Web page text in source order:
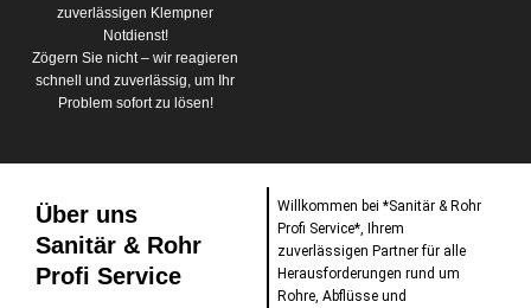
zuverlässigen Klempner
Notdienst!
Zögern Sie nicht – wir reagieren
schnell und zuverlässig, um Ihr
Problem sofort zu lösen!
Über uns
Sanitär & Rohr
Profi Service
Willkommen bei *Sanitär & Rohr
Profi Service*, Ihrem
zuverlässigen Partner für alle
Herausforderungen rund um
Rohre, Abflüsse und